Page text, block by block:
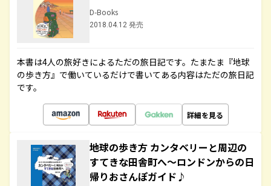
D-Books
2018.04.12 発売
本書は4人の旅好きによるただの旅日記です。たまたま『地球
の歩き方』で働いているだけで書いてある内容はただの旅日記
です。
詳細を見る
地球の歩き方 カンタベリーと周辺の
すてきな田舎町へ～ロンドンからの日
帰りおさんぽガイド♪